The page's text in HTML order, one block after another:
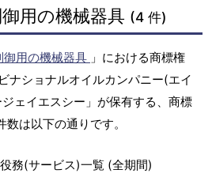
用の機械器具 (4 件)
用の機械器具 」における商標権
ナショナルオイルカンパニー(エイ
ェイエスシー」が保有する、商標
は以下の通りです。
務(サービス)一覧 (全期間)